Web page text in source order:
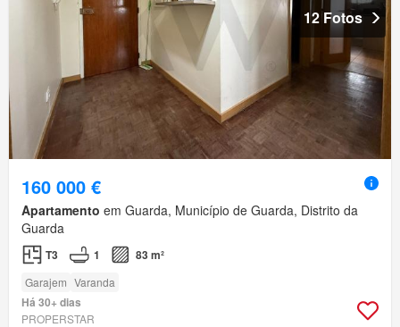
12 Fotos
160 000 €
Apartamento em Guarda, Município de Guarda, Distrito da
Guarda
T3 1 83 m²
Garajem Varanda
Há 30+ dias
PROPERSTAR